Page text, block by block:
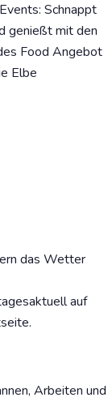
Schnappt
genießt mit den
Food Angebot
Elbe
das Wetter
auf
Arbeiten und